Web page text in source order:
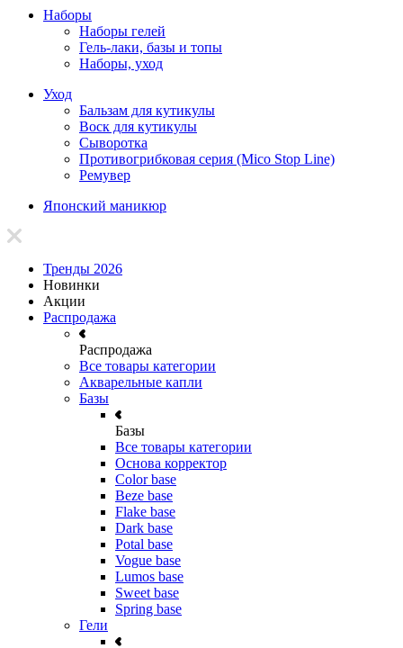
Наборы
Наборы гелей
Гель-лаки, базы и топы
Наборы, уход
Уход
Бальзам для кутикулы
Воск для кутикулы
Сыворотка
Противогрибковая серия (Mico Stop Line)
Ремувер
Японский маникюр
Тренды 2026
Новинки
Акции
Распродажа
Распродажа
Все товары категории
Акварельные капли
Базы
Базы
Все товары категории
Основа корректор
Color base
Beze base
Flake base
Dark base
Potal base
Vogue base
Lumos base
Sweet base
Spring base
Гели